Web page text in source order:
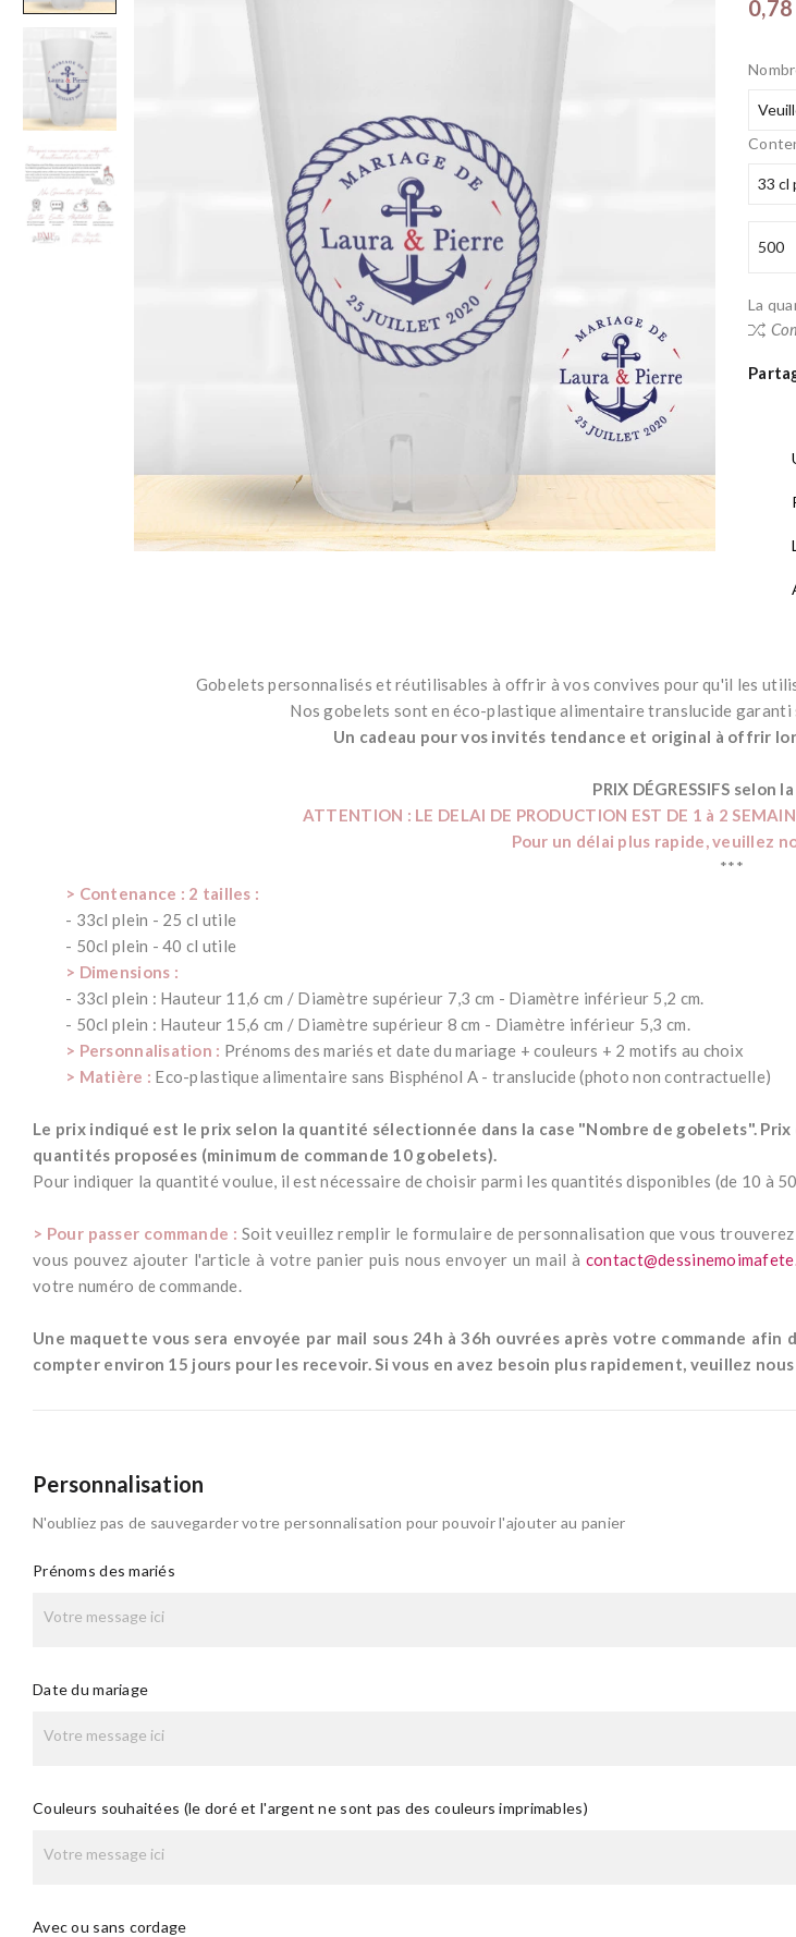
La
Gobelets personnalisés et réutilisables à offrir à vos convives pour qu'il les
Nos gobelets sont en éco-plastique alimentaire translucide
Un cadeau pour vos invités tendance et original à offrir
PRIX DÉGRESSIFS selon
ATTENTION : LE DELAI DE PRODUCTION EST DE 1 à 2
Pour un délai plus rapide, veuillez
***
> Contenance : 2 tailles :
- 33cl plein - 25 cl utile
- 50cl plein - 40 cl utile
> Dimensions :
- 33cl plein : Hauteur 11,6 cm / Diamètre supérieur 7,3 cm - Diamètre inférieur 5,2 cm.
- 50cl plein : Hauteur 15,6 cm / Diamètre supérieur 8 cm - Diamètre inférieur 5,3 cm.
> Personnalisation : Prénoms des mariés et date du mariage + couleurs + 2 motifs au choix
> Matière : Eco-plastique alimentaire sans Bisphénol A - translucide (photo non contractuelle)
Le prix indiqué est le prix selon la quantité sélectionnée dans la case "Nombre de gobelets".
quantités proposées (minimum de commande 10 gobelets).
Pour indiquer la quantité voulue, il est nécessaire de choisir parmi les quantités disponibles (de 10 à
> Pour passer commande : Soit veuillez remplir le formulaire de personnalisation que vous
vous pouvez ajouter l'article à votre panier puis nous envoyer un mail à
votre numéro de commande.
Une maquette vous sera envoyée par mail sous 24h à 36h ouvrées après votre commande
compter environ 15 jours pour les recevoir. Si vous en avez besoin plus rapidement, veuillez
Personnalisation
N'oubliez pas de sauvegarder votre personnalisation pour pouvoir l'ajouter au panier
Prénoms des mariés
Date du mariage
Couleurs souhaitées (le doré et l'argent ne sont pas des couleurs imprimables)
Avec ou sans cordage